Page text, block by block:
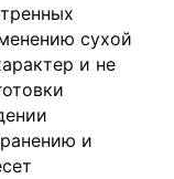
сухой
и не
и